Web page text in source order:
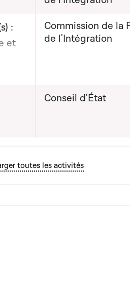
:
et
afficher ou cacher tous les
Commission de la
de l'Intégration
Conseil d'État
toutes les activités